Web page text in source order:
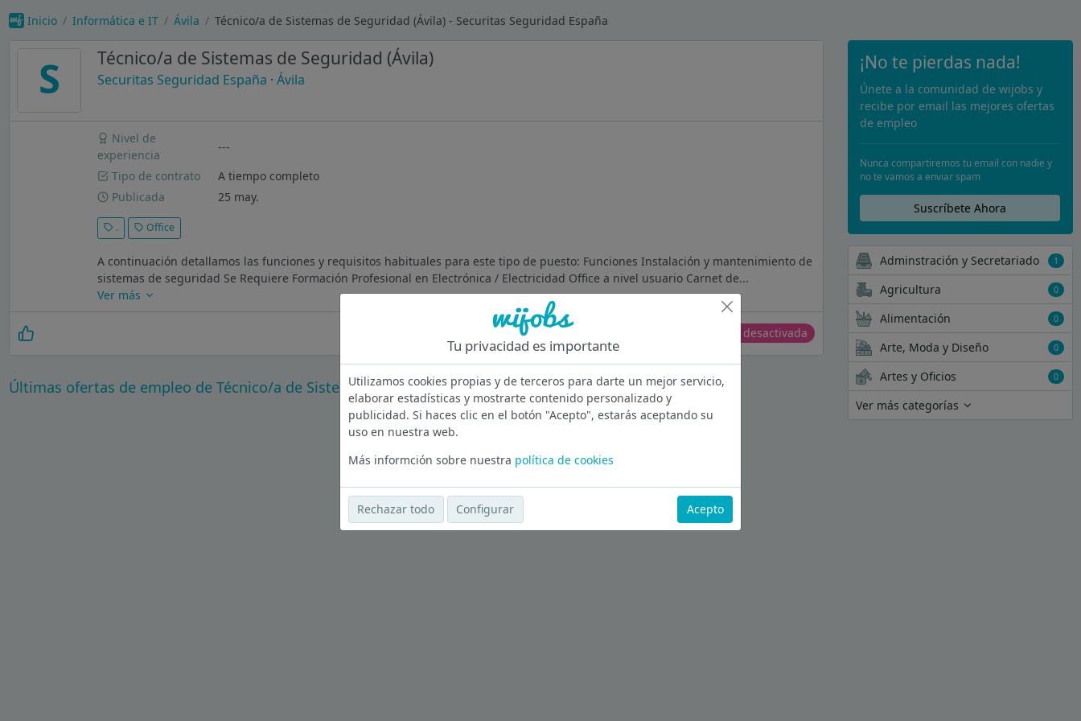
Inicio Informática e IT Ávila Técnico/a de Sistemas de Seguridad (Ávila) - Securitas Seguridad España
S Técnico/a de Sistemas de Seguridad (Ávila)
Securitas Seguridad España · Ávila
Nivel de
experiencia
---
Tipo de contrato
A tiempo completo
Publicada
25 may.
. Office
A continuación detallamos las funciones y requisitos habituales para este tipo de puesto: Funciones Instalación y mantenimiento de
sistemas de seguridad Se Requiere Formación Profesional en Electrónica / Electricidad Office a nivel usuario Carnet de...
Ver más
Oferta desactivada
Últimas ofertas de empleo de Técnico/a de Sistemas en Ávila
Ver más ofertas
¡No te pierdas nada!
Únete a la comunidad de wijobs y
recibe por email las mejores ofertas
de empleo
Nunca compartiremos tu email con nadie y
no te vamos a enviar spam
Suscríbete Ahora
Adminstración y Secretariado 1
Agricultura 0
Alimentación 0
Arte, Moda y Diseño 0
Artes y Oficios 0
Ver más categorías
Tu privacidad es importante
Utilizamos cookies propias y de terceros para darte un mejor servicio,
elaborar estadísticas y mostrarte contenido personalizado y
publicidad. Si haces clic en el botón "Acepto", estarás aceptando su
uso en nuestra web.
Más informción sobre nuestra política de cookies
Rechazar todo Configurar Acepto